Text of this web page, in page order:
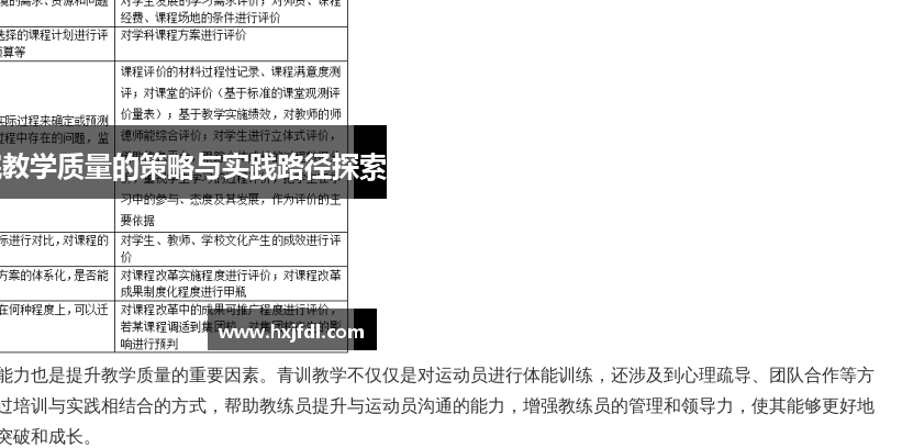
力也是提升教学质量的重要因素。青训教学不仅仅是对运动员进行体能训练，还涉及到心理疏导、团队合作等方
培训与实践相结合的方式，帮助教练员提升与运动员沟通的能力，增强教练员的管理和领导力，使其能够更好地
破和成长。